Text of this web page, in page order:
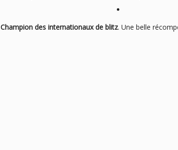
Champion des internationaux de blitz. Une belle